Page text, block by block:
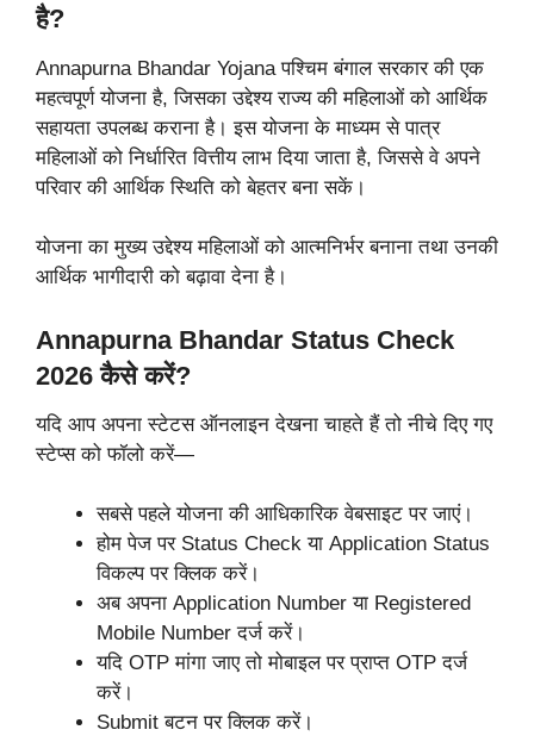
है?
Annapurna Bhandar Yojana पश्चिम बंगाल सरकार की एक
महत्वपूर्ण योजना है, जिसका उद्देश्य राज्य की महिलाओं को आर्थिक
सहायता उपलब्ध कराना है। इस योजना के माध्यम से पात्र
महिलाओं को निर्धारित वित्तीय लाभ दिया जाता है, जिससे वे अपने
परिवार की आर्थिक स्थिति को बेहतर बना सकें।
योजना का मुख्य उद्देश्य महिलाओं को आत्मनिर्भर बनाना तथा उनकी
आर्थिक भागीदारी को बढ़ावा देना है।
Annapurna Bhandar Status Check
2026 कैसे करें?
यदि आप अपना स्टेटस ऑनलाइन देखना चाहते हैं तो नीचे दिए गए
स्टेप्स को फॉलो करें—
सबसे पहले योजना की आधिकारिक वेबसाइट पर जाएं।
होम पेज पर Status Check या Application Status
विकल्प पर क्लिक करें।
अब अपना Application Number या Registered
Mobile Number दर्ज करें।
यदि OTP मांगा जाए तो मोबाइल पर प्राप्त OTP दर्ज
करें।
Submit बटन पर क्लिक करें।